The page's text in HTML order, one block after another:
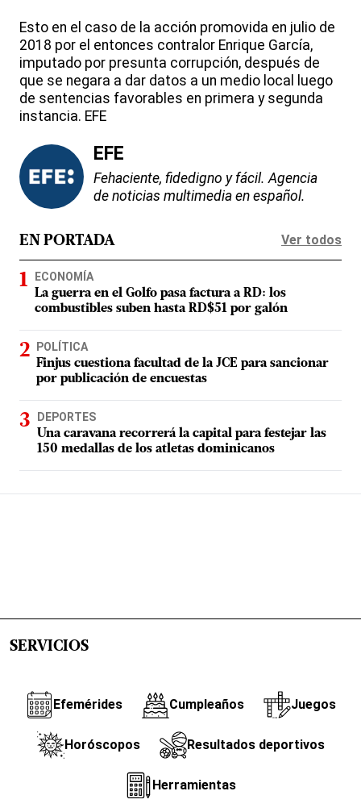
Esto en el caso de la acción promovida en julio de
2018 por el entonces contralor Enrique García,
imputado por presunta corrupción, después de
que se negara a dar datos a un medio local luego
de sentencias favorables en primera y segunda
instancia. EFE
EFE
Fehaciente, fidedigno y fácil. Agencia
de noticias multimedia en español.
EN PORTADA Ver todos
ECONOMÍA
La guerra en el Golfo pasa factura a RD: los
combustibles suben hasta RD$51 por galón
POLÍTICA
Finjus cuestiona facultad de la JCE para sancionar
por publicación de encuestas
DEPORTES
Una caravana recorrerá la capital para festejar las
150 medallas de los atletas dominicanos
SERVICIOS
Efemérides Cumpleaños Juegos
Horóscopos Resultados deportivos
Herramientas